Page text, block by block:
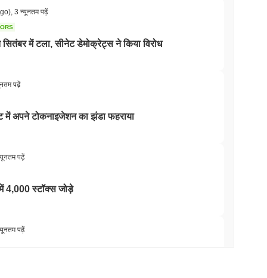
3 न्यूनतम पढ़ें
में टला, सीनेट डेमोक्रेट्स ने किया विरोध
पढ़ें
अपने टोकनाइजेशन का झंडा फहराया
पढ़ें
4,000 स्टॉक्स जोड़े
पढ़ें